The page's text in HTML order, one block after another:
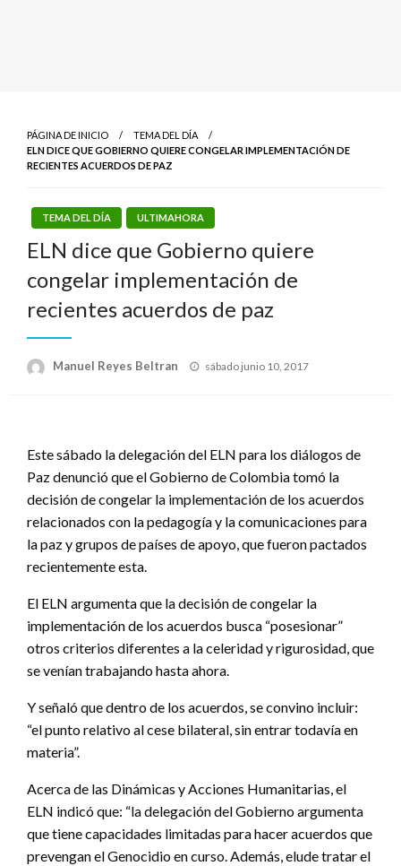
PÁGINA DE INICIO
TEMA DEL DÍA
ELN DICE QUE GOBIERNO QUIERE CONGELAR IMPLEMENTACIÓN DE
RECIENTES ACUERDOS DE PAZ
TEMA DEL DÍA ULTIMAHORA
ELN dice que Gobierno quiere
congelar implementación de
recientes acuerdos de paz
Manuel Reyes Beltran
Publicado
sábado junio 10, 2017
Este sábado la delegación del ELN para los diálogos de
Paz denunció que el Gobierno de Colombia tomó la
decisión de congelar la implementación de los acuerdos
relacionados con la pedagogía y la comunicaciones para
la paz y grupos de países de apoyo, que fueron pactados
recientemente esta.
El ELN argumenta que la decisión de congelar la
implementación de los acuerdos busca “posesionar”
otros criterios diferentes a la celeridad y rigurosidad, que
se venían trabajando hasta ahora.
Y señaló que dentro de los acuerdos, se convino incluir:
“el punto relativo al cese bilateral, sin entrar todavía en
materia”.
Acerca de las Dinámicas y Acciones Humanitarias, el
ELN indicó que: “la delegación del Gobierno argumenta
que tiene capacidades limitadas para hacer acuerdos que
prevengan el Genocidio en curso. Además, elude tratar el